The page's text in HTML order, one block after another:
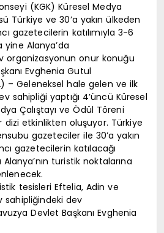
(KGK) Küresel Medya
Türkiye ve 30’a yakın ülkeden
gazetecilerin katılımıyla 3-6
yine Alanya’da
organizasyonun onur konuğu
Evghenia Gutul
– Geleneksel hale gelen ve ilk
sahipliği yaptığı 4’üncü Küresel
Çalıştayı ve Ödül Töreni
etkinlikten oluşuyor. Türkiye
gazeteciler ile 30’a yakın
gazetecilerin katılacağı
turistik noktalarına
tesisleri Eftelia, Adin ve
sahipliğindeki dev
Devlet Başkanı Evghenia